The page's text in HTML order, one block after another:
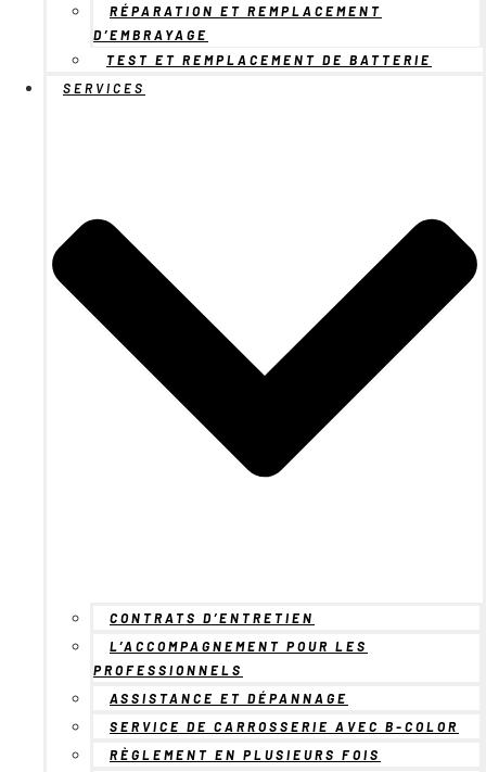
RÉPARATION ET REMPLACEMENT
D’EMBRAYAGE
TEST ET REMPLACEMENT DE BATTERIE
SERVICES
CONTRATS D’ENTRETIEN
L’ACCOMPAGNEMENT POUR LES
PROFESSIONNELS
ASSISTANCE ET DÉPANNAGE
SERVICE DE CARROSSERIE AVEC B-COLOR
RÈGLEMENT EN PLUSIEURS FOIS